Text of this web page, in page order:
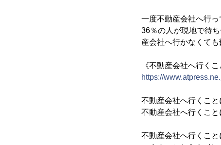
一度不動産会社へ行
36％の人が現地で待
産会社へ行かなくて
《不動産会社へ行く
https://
不動産会社へ行くこ
不動産会社へ行くこ
不動産会社へ行くこ